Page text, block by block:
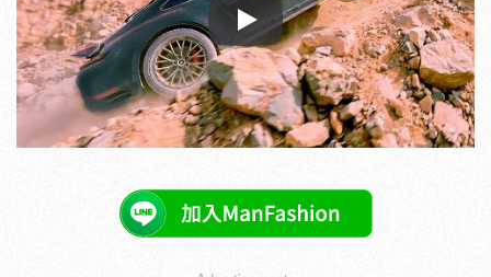
Play